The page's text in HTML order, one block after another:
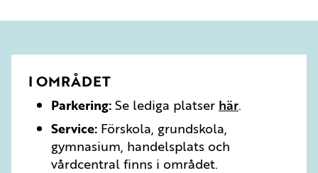
I OMRÅDET
Parkering:Se lediga platser här.
Service: Förskola, grundskola,
gymnasium, handelsplats och
vårdcentral finns i området.